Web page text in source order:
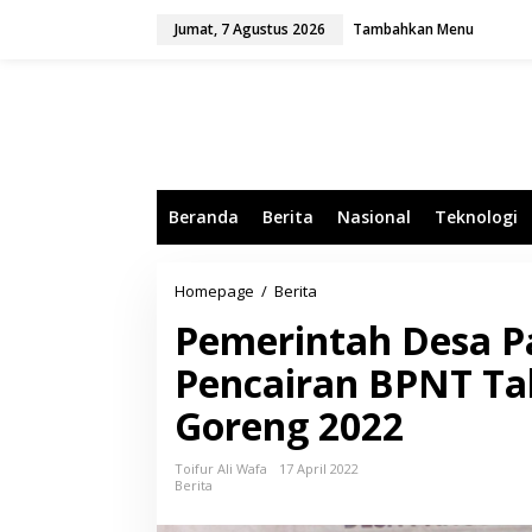
Jumat, 7 Agustus 2026 Tambahkan Menu
Beranda Berita Nasional Teknologi
Homepage / Berita
m
e
r
i
n
t
a
e
Pemerintah Desa
Pencairan BPNT
Goreng 2022
Toifur Ali Wafa
17 April 2022
Berita